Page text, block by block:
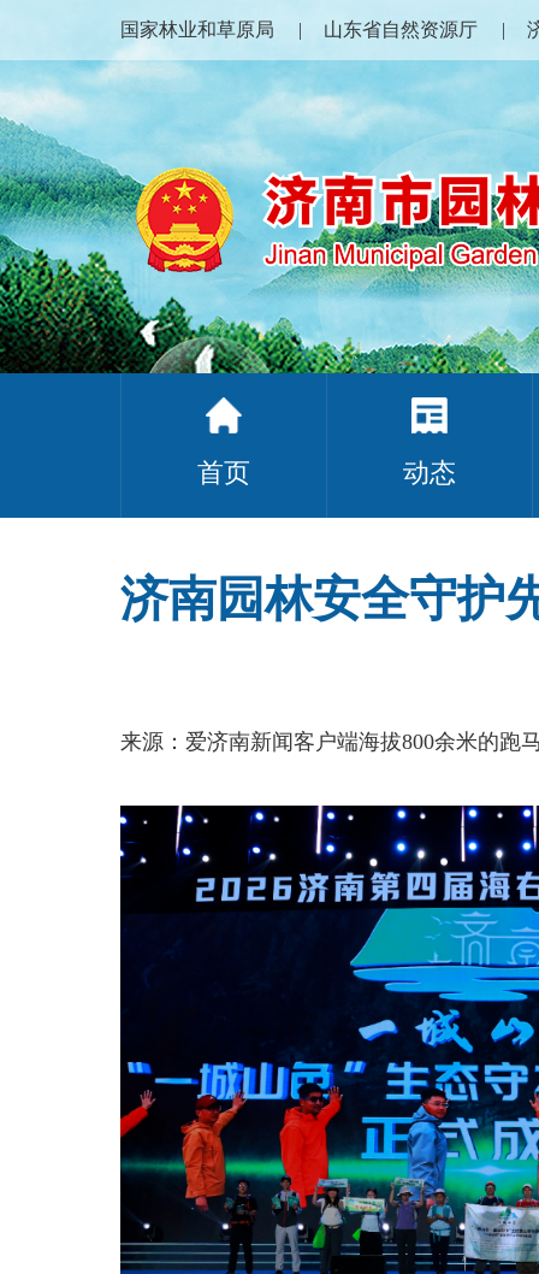
国家林业和草原局 山东省自然资源厅
首页 动态
济南园林安全守护